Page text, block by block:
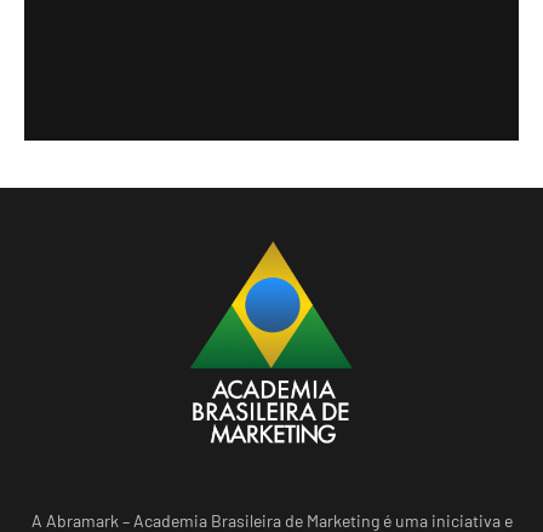
A Abramark – Academia Brasileira de Marketing é uma iniciativa e